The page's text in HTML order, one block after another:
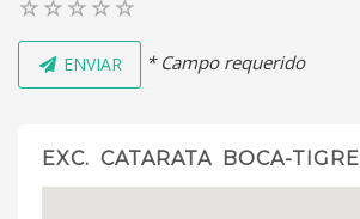
ENVIAR * Campo requerido
EXC. CATARATA BOCA-TIGRE